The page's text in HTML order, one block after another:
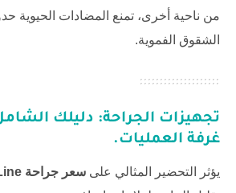
من ناحية أخرى، تمنع المضادات
الشقوق الفموية.
تجهيزات الجراحة: دليلك
غرفة العمليات.
يؤثر التحضير المثالي على سعر جراحة V-Line في تركيا